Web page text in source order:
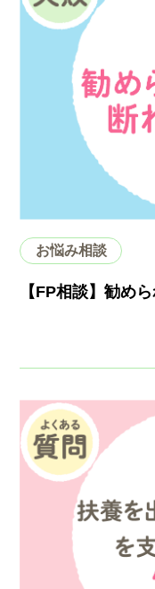
お悩み相談
【FP相談】勧め